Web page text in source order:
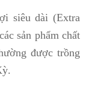
siêu dài (Extra
sản phẩm chất
được trồng